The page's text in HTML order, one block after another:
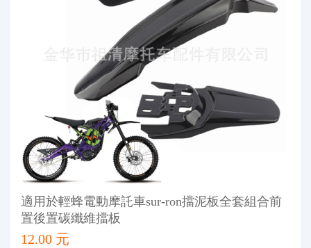
適用於輕蜂電動摩託車sur-ron擋泥板全套組合前
置後置碳纖維擋板
12.00 元